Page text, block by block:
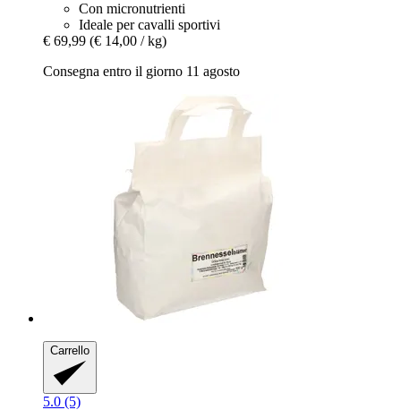
Con micronutrienti
Ideale per cavalli sportivi
€ 69,99 (€ 14,00 / kg)
Consegna entro il giorno 11 agosto
Carrello
5.0 (5)